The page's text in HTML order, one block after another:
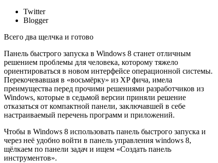
Twitter
Blogger
Всего два щелчка и готово
Панель быстрого запуска в Windows 8 станет отличным
решением проблемы для человека, которому тяжело
ориентироваться в новом интерфейсе операционной системы.
Перекочевавшая в «восьмёрку» из XP фича, имела
преимущества перед прочими решениями разработчиков из
Windows, которые в седьмой версии приняли решение
отказаться от компактной панели, заключавшей в себе
настраиваемый перечень программ и приложений.
Чтобы в Windows 8 использовать панель быстрого запуска и
через неё удобно войти в панель управления windows 8,
щёлкаем по панели задач и ищем «Создать панель
инструментов».